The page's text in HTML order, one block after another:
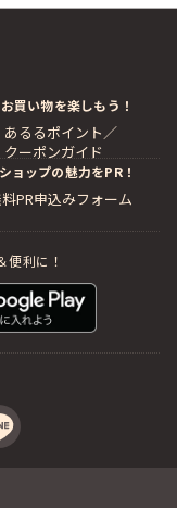
買い物を楽しもう！
あるるポイント／
クーポンガイド
ョップの魅力をPR！
PR申込みフォーム
便利に！